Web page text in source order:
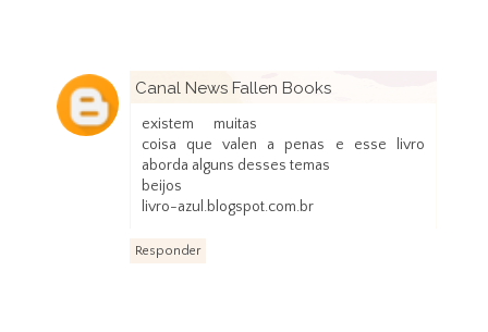
Canal News Fallen Books
existem muitas
coisa que valen a penas e esse livro
aborda alguns desses temas
beijos
livro-azul.blogspot.com.br
Responder